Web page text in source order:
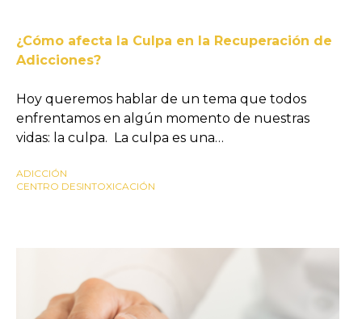
¿Cómo afecta la Culpa en la Recuperación de
Adicciones?
Hoy queremos hablar de un tema que todos
enfrentamos en algún momento de nuestras
vidas: la culpa. La culpa es una…
ADICCIÓN
CENTRO DESINTOXICACIÓN